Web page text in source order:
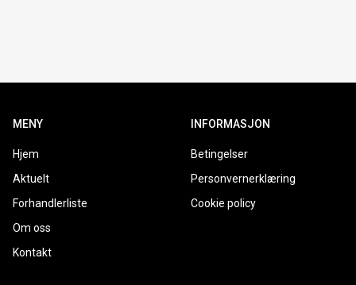
MENY
Hjem
Aktuelt
Forhandlerliste
Om oss
Kontakt
INFORMASJON
Betingelser
Personvernerklæring
Cookie policy